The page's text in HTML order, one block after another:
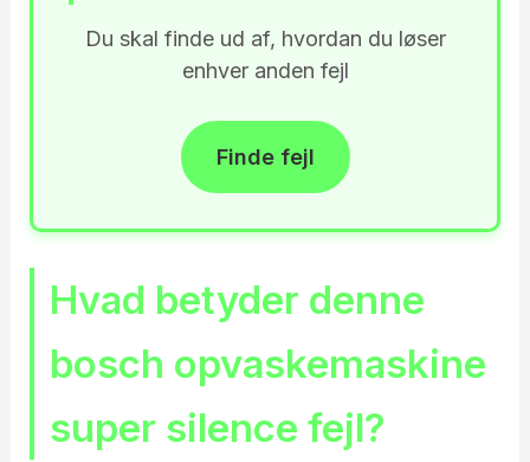
Du skal finde ud af, hvordan du løser
enhver anden fejl
Finde fejl
Hvad betyder denne
bosch opvaskemaskine
super silence fejl?